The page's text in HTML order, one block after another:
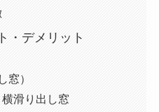
・デメリット
窓）
滑り出し窓